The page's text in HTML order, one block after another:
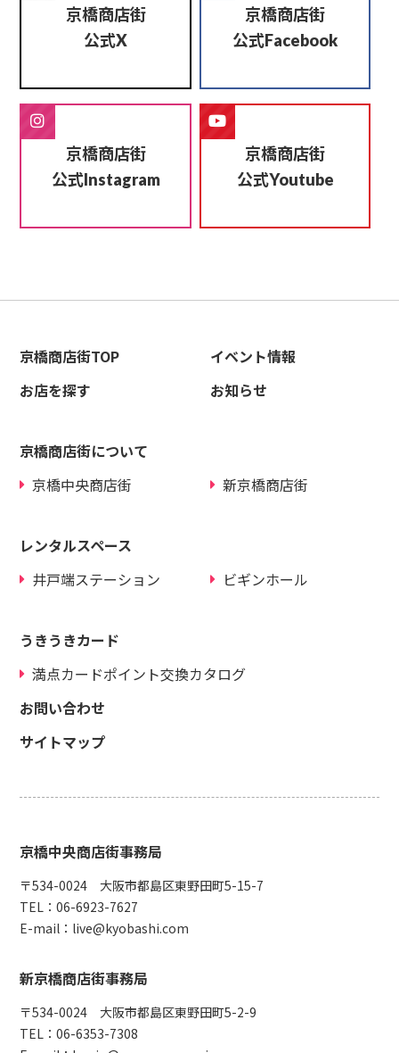
京橋商店街
公式X
京橋商店街
公式Facebook
京橋商店街
公式Instagram
京橋商店街
公式Youtube
京橋商店街TOP
イベント情報
お店を探す
お知らせ
京橋商店街について
京橋中央商店街
新京橋商店街
レンタルスペース
井戸端ステーション
ビギンホール
うきうきカード
満点カードポイント交換カタログ
お問い合わせ
サイトマップ
京橋中央商店街事務局
〒534-0024 大阪市都島区東野田町5-15-7
TEL：06-6923-7627
E-mail： live@kyobashi.com
新京橋商店街事務局
〒534-0024 大阪市都島区東野田町5-2-9
TEL：06-6353-7308